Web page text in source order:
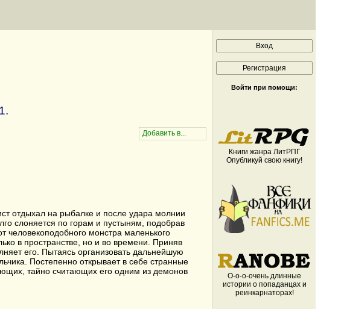
отдыхал на рыбалке и после удара молнии
слоняется по горам и пустыням, подобрав
человекоподобного монстра маленького
в пространстве, но и во времени. Приняв
его. Пытаясь организовать дальнейшую
Постепенно открывает в себе странные
тайно считающих его одним из демонов
Войти при помощи:
Книги жанра ЛитРПГ
Опубликуй свою книгу!
О-о-о-очень длинные
истории о попаданцах и
реинкарнаторах!